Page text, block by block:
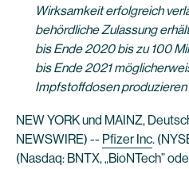
Wirksamkeit erfolgreich
behördliche Zulassung
bis Ende 2020 bis zu 100
bis Ende 2021
Impfstoffdosen produzieren
NEW YORK und MAINZ,
NEWSWIRE) -- Pfizer Inc.
(Nasdaq: BNTX, „BioNTech”